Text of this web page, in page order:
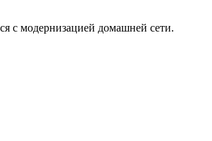
с модернизацией домашней сети.